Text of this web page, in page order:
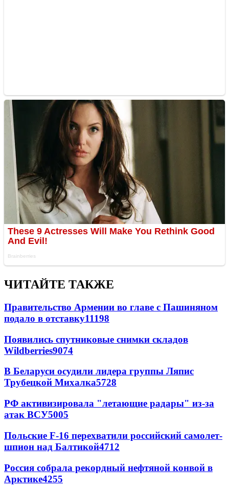
ЧИТАЙТЕ ТАКЖЕ
Правительство Армении во главе с Пашиняном
подало в отставку11198
Появились спутниковые снимки складов
Wildberries9074
В Беларуси осудили лидера группы Ляпис
Трубецкой Михалка5728
РФ активизировала "летающие радары" из-за
атак ВСУ5005
Польские F-16 перехватили российский самолет-
шпион над Балтикой4712
Россия собрала рекордный нефтяной конвой в
Арктике4255